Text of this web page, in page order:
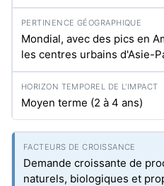
Mondial, avec des pics en
les centres urbains d'Asie-
Moyen terme (2 à 4 ans)
Demande croissante de
naturels, biologiques et